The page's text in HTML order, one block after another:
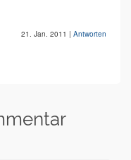
21. Jan. 2011 | Antworten